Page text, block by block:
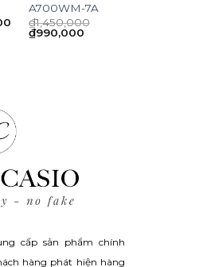
Current
price
A700WM-7A
₫1,450,000
Original
price
₫990,000Current
cấp sản phẩm chính
hàng phát hiện hàng